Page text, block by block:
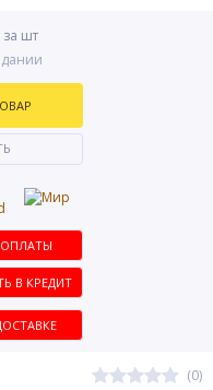
(0)
за шт
В КРЕДИТ